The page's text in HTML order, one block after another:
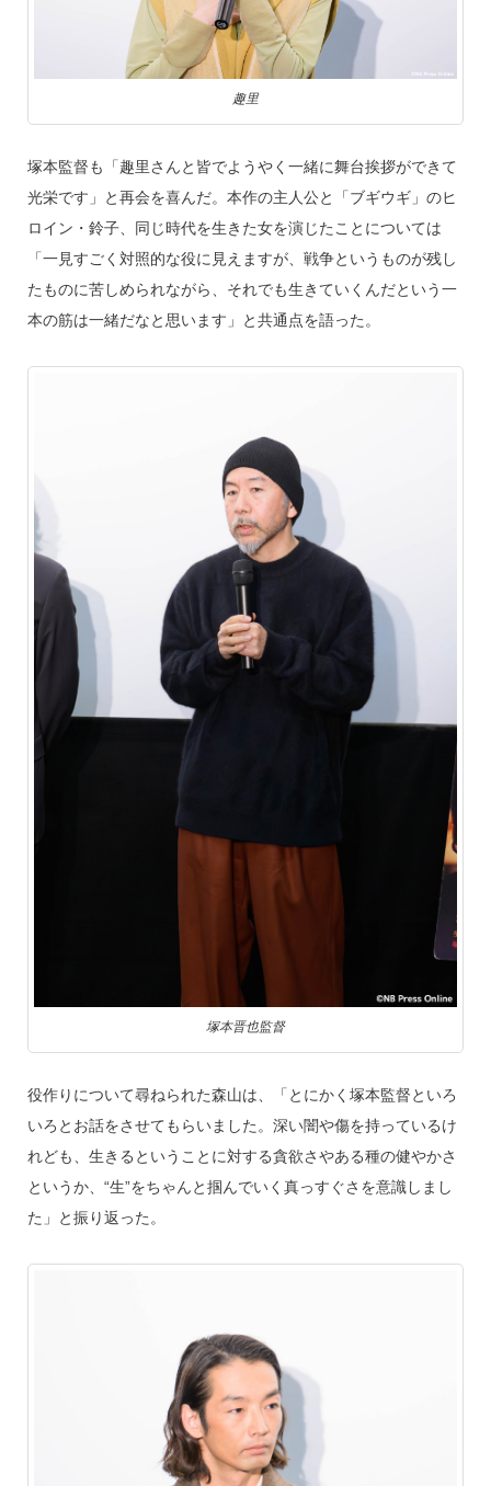
趣里
塚本監督も「趣里さんと皆でようやく一緒に舞台挨拶ができて
光栄です」と再会を喜んだ。本作の主人公と「ブギウギ」のヒ
ロイン・鈴子、同じ時代を生きた女を演じたことについては
「一見すごく対照的な役に見えますが、戦争というものが残し
たものに苦しめられながら、それでも生きていくんだという一
本の筋は一緒だなと思います」と共通点を語った。
塚本晋也監督
役作りについて尋ねられた森山は、「とにかく塚本監督といろ
いろとお話をさせてもらいました。深い闇や傷を持っているけ
れども、生きるということに対する貪欲さやある種の健やかさ
というか、“生”をちゃんと掴んでいく真っすぐさを意識しまし
た」と振り返った。